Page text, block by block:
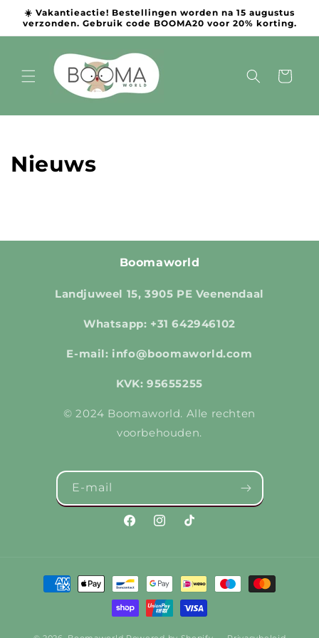
naar de
content
☀️ Vakantieactie! Bestellingen worden na 15 augustus
verzonden. Gebruik code BOOMA20 voor 20% korting.
Nieuws
Boomaworld
Landjuweel 15, 3905 PE Veenendaal
Whatsapp: +31 642946102
E-mail: info@boomaworld.com
KVK: 95655255
© 2024 Boomaworld. Alle rechten
voorbehouden.
E‑mail
FacebookInstagram
TikTok
Betaalmethoden